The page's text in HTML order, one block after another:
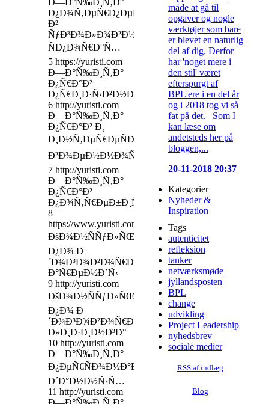
Ð—Ð°Ñ‰Ð¸Ñ‚Ð°
Ð¿Ð¾Ñ‚ÐµÑ€Ð¿ÐµÐ²ÑˆÐ¸Ñ…
Ð²
ÑƒÐ³Ð¾Ð»Ð¾Ð²Ð½Ñ‹Ñ…
ÑÐ¿Ð¾Ñ€Ð°Ñ…
5 https://yuristi.com
Ð—Ð°Ñ‰Ð¸Ñ‚Ð°
Ð¿Ñ€Ð°Ð²
Ð¿Ñ€Ð¸Ð·Ñ‹Ð²Ð½Ð¸ÐºÐ¾Ð²;
6 http://yuristi.com
Ð—Ð°Ñ‰Ð¸Ñ‚Ð°
Ð¿Ñ€Ð°Ð² Ð¸
Ð¸Ð½Ñ‚ÐµÑ€ÐµÑÐ¾Ð²
Ð²Ð¾ÐµÐ½Ð½Ð¾ÑÐ»ÑƒÐ¶Ð°Ñ‰Ð¸Ñ…
7 http://yuristi.com
Ð—Ð°Ñ‰Ð¸Ñ‚Ð°
Ð¿Ñ€Ð°Ð²
Ð¿Ð¾Ñ‚Ñ€ÐµÐ±Ð¸Ñ‚ÐµÐ»ÐµÐ¹;
8
https://www.yuristi.com
ÐšÐ¾Ð½ÑÑƒÐ»ÑŒÑ‚Ð°Ñ†Ð¸Ñ
Ð¿Ð¾ Ð
´Ð¾Ð³Ð¾Ð²Ð¾Ñ€Ð°Ð¼
Ð°Ñ€ÐµÐ½Ð´Ñ‹
9 http://yuristi.com
ÐšÐ¾Ð½ÑÑƒÐ»ÑŒÑ‚Ð°Ñ†Ð¸Ñ
Ð¿Ð¾ Ð
´Ð¾Ð³Ð¾Ð²Ð¾Ñ€Ð°Ð¼
Ð»Ð¸Ð·Ð¸Ð½Ð³Ð°
10 http://yuristi.com
Ð—Ð°Ñ‰Ð¸Ñ‚Ð°
Ð¿ÐµÑ€ÑÐ¾Ð½Ð°Ð»ÑŒÐ½Ñ‹Ñ…
Ð´Ð°Ð½Ð½Ñ‹Ñ…
11 http://yuristi.com
måde at gå til
opgaver og nogle
værktøjer som bare
er blevet en naturlig
del af dig. Derfor
har 'noget mere i
den stil' været
efterspurgt af
BPL'ere i en del år
og i 2018 tog vi så
fat på det. Som I
kan læse om
andetsteds her på
bloggen,...
20-11-2018 20:37
Kategorier
Nyheder &
Inspiration
Tags
autenticitet
refleksion
tanker
netværksmøde
jyllandsposten
BPL
change
udvikling
Project Leadership
nyhedsbrev
sociale medier
RSS af indlæg
Blog